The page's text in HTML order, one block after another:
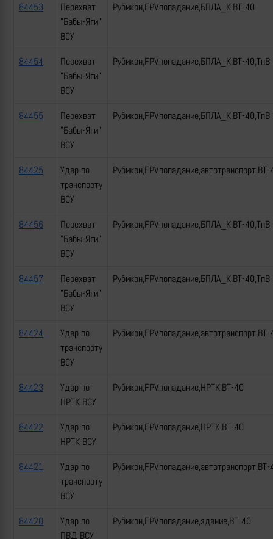
84453
Перехват
"Бабы-Яги"
ВСУ
Рубикон,FPV,попадание,БПЛА_К,ВТ-40
84454
Перехват
"Бабы-Яги"
ВСУ
Рубикон,FPV,попадание,БПЛА_К,ВТ-40,ТпВ
84455
Перехват
"Бабы-Яги"
ВСУ
Рубикон,FPV,попадание,БПЛА_К,ВТ-40,ТпВ
84425
Удар по
транспорту
ВСУ
84456
Перехват
"Бабы-Яги"
ВСУ
Рубикон,FPV,попадание,БПЛА_К,ВТ-40,ТпВ
84457
Перехват
"Бабы-Яги"
ВСУ
Рубикон,FPV,попадание,БПЛА_К,ВТ-40,ТпВ
84424
Удар по
транспорту
ВСУ
84423
Удар по
НРТК ВСУ
Рубикон,FPV,попадание,НРТК,ВТ-40
84422
Удар по
НРТК ВСУ
Рубикон,FPV,попадание,НРТК,ВТ-40
84421
Удар по
транспорту
ВСУ
84420
Удар по
ПВД ВСУ
Рубикон,FPV,попадание,здание,ВТ-40